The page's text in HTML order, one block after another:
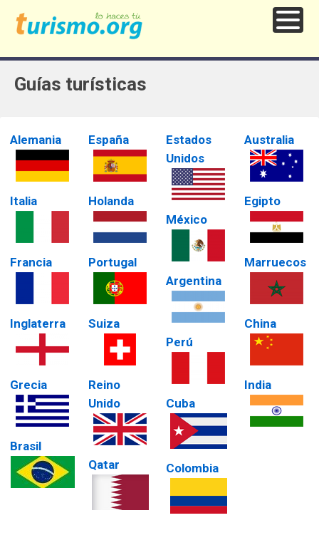
Guías turísticas
Alemania
Italia
Francia
Inglaterra
Grecia
Brasil
España
Holanda
Portugal
Suiza
Reino
Unido
Qatar
Estados
Unidos
México
Argentina
Perú
Cuba
Colombia
Australia
Egipto
Marruecos
China
India